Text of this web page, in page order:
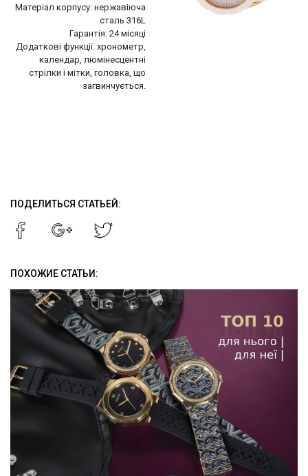
Матеріал корпусу: нержавіюча
сталь 316L
Гарантія: 24 місяці
Додаткові функції: хронометр,
календар, люмінесцентні
стрілки і мітки, головка, що
загвинчується.
ПОДЕЛИТЬСЯ СТАТЬЕЙ:
ПОХОЖИЕ СТАТЬИ: